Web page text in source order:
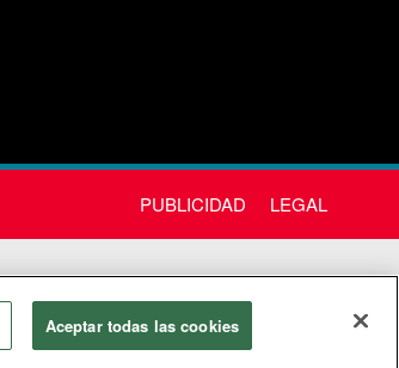
PUBLICIDAD LEGAL
Aceptar todas las cookies